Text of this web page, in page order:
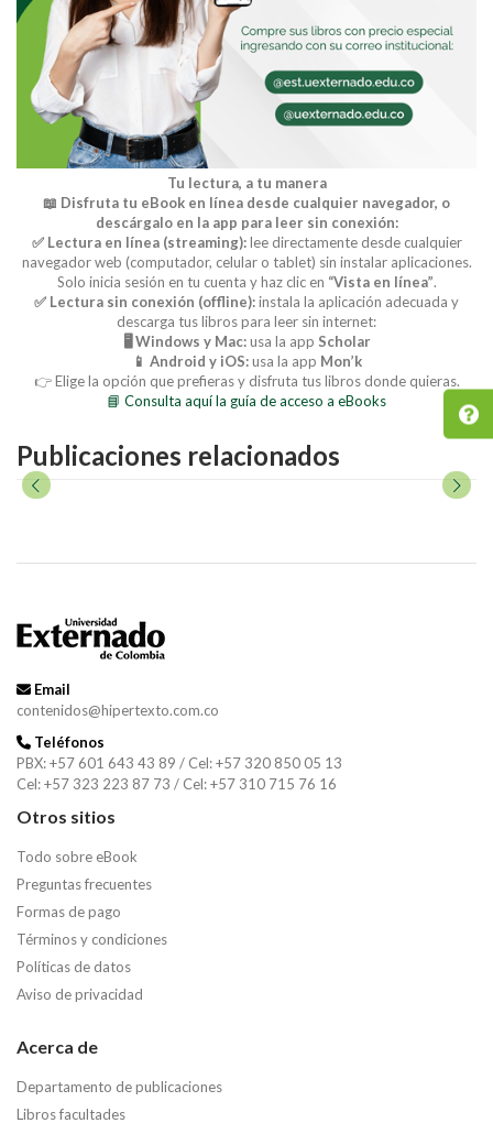
Tu lectura, a tu manera
📖 Disfruta tu eBook en línea desde cualquier navegador, o
descárgalo en la app para leer sin conexión:
✅ Lectura en línea (streaming):lee directamente desde cualquier
navegador web (computador, celular o tablet) sin instalar aplicaciones.
Solo inicia sesión en tu cuenta y haz clic en “Vista en línea”.
✅ Lectura sin conexión (offline):instala la aplicación adecuada y
descarga tus libros para leer sin internet:
🖥️ Windows y Mac:usa la app Scholar
📱 Android y iOS:usa la app Mon’k
👉 Elige la opción que prefieras y disfruta tus libros donde quieras.
📘 Consulta aquí la guía de acceso a eBooks
Publicaciones relacionados
Email
contenidos@hipertexto.com.co
Teléfonos
PBX: +57 601 643 43 89 / Cel: +57 320 850 05 13
Cel: +57 323 223 87 73 / Cel: +57 310 715 76 16
Otros sitios
Todo sobre eBook
Preguntas frecuentes
Formas de pago
Términos y condiciones
Políticas de datos
Aviso de privacidad
Acerca de
Departamento de publicaciones
Libros facultades